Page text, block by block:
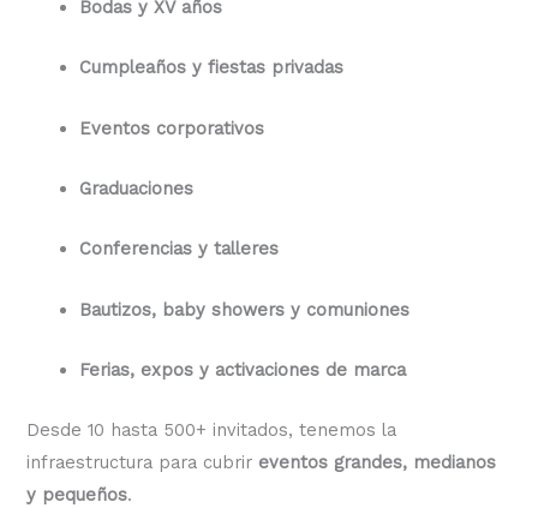
Bodas y XV años
Cumpleaños y fiestas privadas
Eventos corporativos
Graduaciones
Conferencias y talleres
Bautizos, baby showers y comuniones
Ferias, expos y activaciones de marca
Desde 10 hasta 500+ invitados, tenemos la
infraestructura para cubrir eventos grandes, medianos
y pequeños.